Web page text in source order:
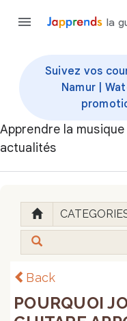
la
Suivez vos
Namur |
Apprendre la
actualités
Back
POURQUOI